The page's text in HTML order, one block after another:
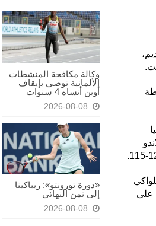
وكالة مكافحة المنشطات
الألمانية توصي بإيقاف
أوين أنساه 4 سنوات
2026-08-08
«دورة تورونتو»: ريباكينا
إلى ثمن النهائي
2026-08-08
ترينت جونيور 23 نقطة
شيكاغو بولز 128-96، وميلواكي
على